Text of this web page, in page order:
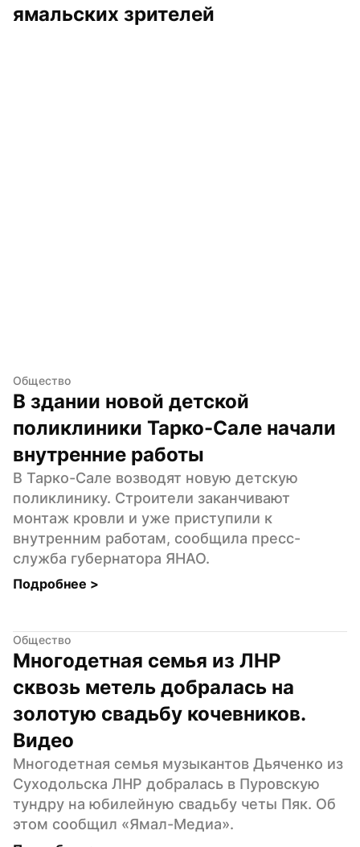
ямальских зрителей
Общество
В здании новой детской
поликлиники Тарко-Сале начали
внутренние работы
В Тарко-Сале возводят новую детскую
поликлинику. Строители заканчивают
монтаж кровли и уже приступили к
внутренним работам, сообщила пресс-
служба губернатора ЯНАО.
Подробнее >
Общество
Многодетная семья из ЛНР
сквозь метель добралась на
золотую свадьбу кочевников.
Видео
Многодетная семья музыкантов Дьяченко из
Суходольска ЛНР добралась в Пуровскую
тундру на юбилейную свадьбу четы Пяк. Об
этом сообщил «Ямал-Медиа».